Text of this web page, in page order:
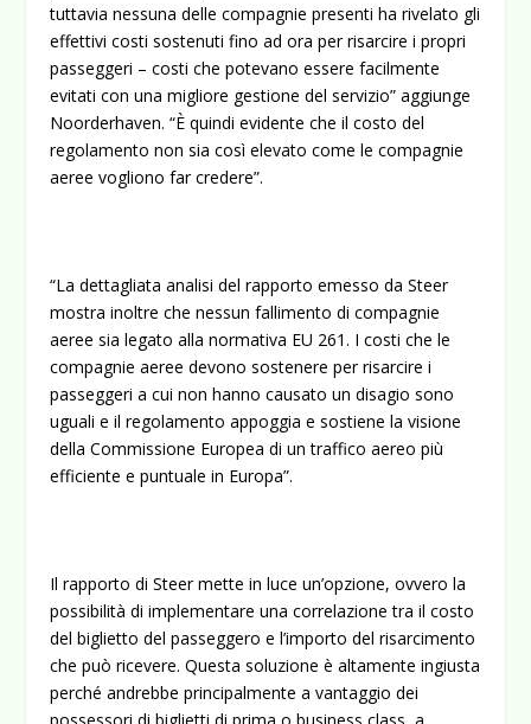
tuttavia nessuna delle compagnie presenti ha rivelato gli
effettivi costi sostenuti fino ad ora per risarcire i propri
passeggeri – costi che potevano essere facilmente
evitati con una migliore gestione del servizio” aggiunge
Noorderhaven. “È quindi evidente che il costo del
regolamento non sia così elevato come le compagnie
aeree vogliono far credere”.
“La dettagliata analisi del rapporto emesso da Steer
mostra inoltre che nessun fallimento di compagnie
aeree sia legato alla normativa EU 261. I costi che le
compagnie aeree devono sostenere per risarcire i
passeggeri a cui non hanno causato un disagio sono
uguali e il regolamento appoggia e sostiene la visione
della Commissione Europea di un traffico aereo più
efficiente e puntuale in Europa”.
Il rapporto di Steer mette in luce un’opzione, ovvero la
possibilità di implementare una correlazione tra il costo
del biglietto del passeggero e l’importo del risarcimento
che può ricevere. Questa soluzione è altamente ingiusta
perché andrebbe principalmente a vantaggio dei
possessori di biglietti di prima o business class, a